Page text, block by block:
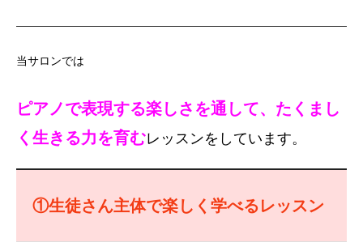
当サロンでは
ピアノで表現する楽しさを通して、たくまし
く生きる力を育むレッスンをしています。
①生徒さん主体で楽しく学べるレッスン